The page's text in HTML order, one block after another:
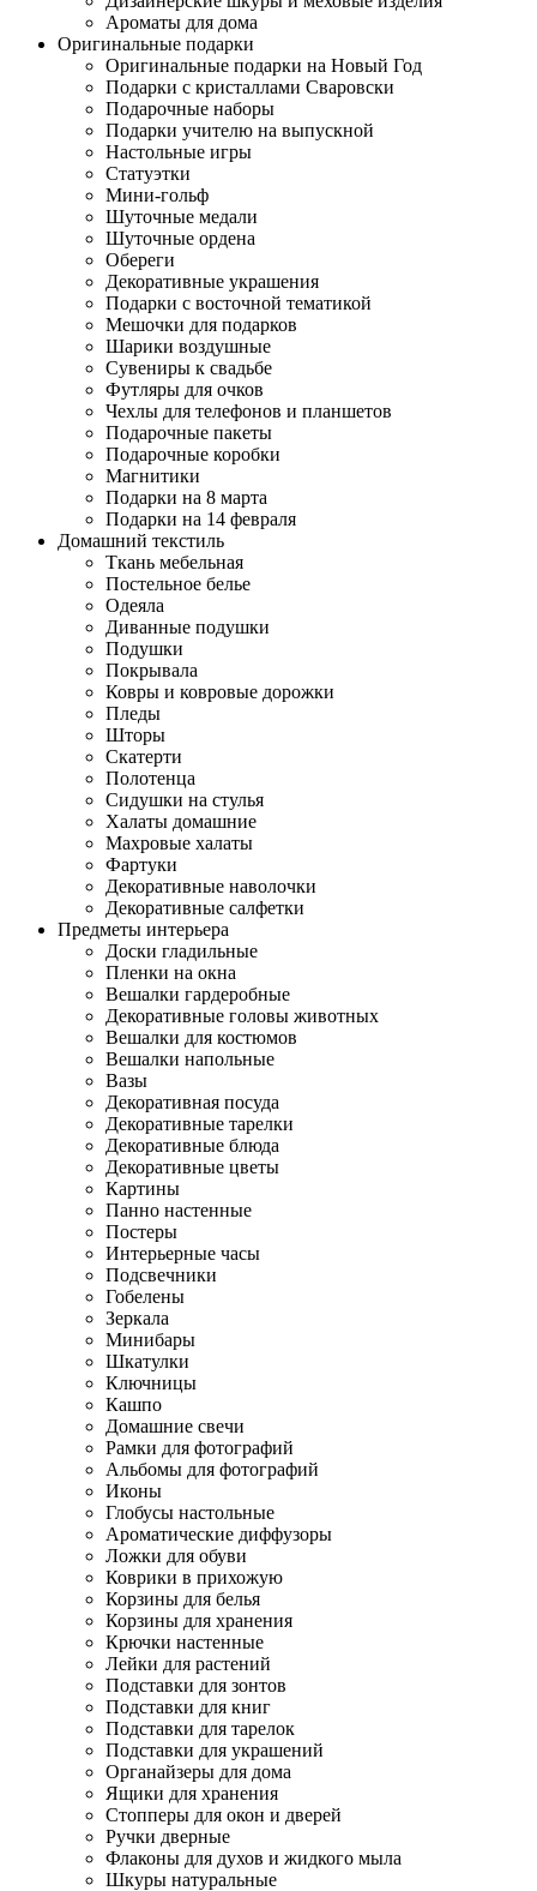
Ароматы для дома
Оригинальные подарки
Оригинальные подарки на Новый Год
Подарки с кристаллами Сваровски
Подарочные наборы
Подарки учителю на выпускной
Настольные игры
Статуэтки
Мини-гольф
Шуточные медали
Шуточные ордена
Обереги
Декоративные украшения
Подарки с восточной тематикой
Мешочки для подарков
Шарики воздушные
Сувениры к свадьбе
Футляры для очков
Чехлы для телефонов и планшетов
Подарочные пакеты
Подарочные коробки
Магнитики
Подарки на 8 марта
Подарки на 14 февраля
Домашний текстиль
Ткань мебельная
Постельное белье
Одеяла
Диванные подушки
Подушки
Покрывала
Ковры и ковровые дорожки
Пледы
Шторы
Скатерти
Полотенца
Сидушки на стулья
Халаты домашние
Махровые халаты
Фартуки
Декоративные наволочки
Декоративные салфетки
Предметы интерьера
Доски гладильные
Пленки на окна
Вешалки гардеробные
Декоративные головы животных
Вешалки для костюмов
Вешалки напольные
Вазы
Декоративная посуда
Декоративные тарелки
Декоративные блюда
Декоративные цветы
Картины
Панно настенные
Постеры
Интерьерные часы
Подсвечники
Гобелены
Зеркала
Минибары
Шкатулки
Ключницы
Кашпо
Домашние свечи
Рамки для фотографий
Альбомы для фотографий
Иконы
Глобусы настольные
Ароматические диффузоры
Ложки для обуви
Коврики в прихожую
Корзины для белья
Корзины для хранения
Крючки настенные
Лейки для растений
Подставки для зонтов
Подставки для книг
Подставки для тарелок
Подставки для украшений
Органайзеры для дома
Ящики для хранения
Стопперы для окон и дверей
Ручки дверные
Флаконы для духов и жидкого мыла
Шкуры натуральные